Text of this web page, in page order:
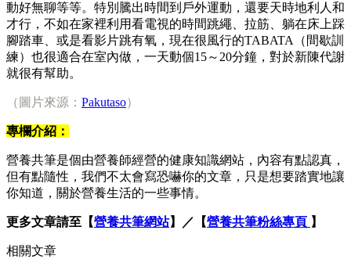
動好無聊等等。特別騰出時間到戶外運動，還要天時地利人和
才行，不如在家裡利用看電視的時間跳繩、拉筋、躺在床上踩
腳踏車、或是看影片跳有氧，現在很風行的TABATA（間歇訓
練）也很適合在室內做，一天動個15～20分鐘，對於新陳代謝
就很有幫助。
（圖片來源： Pakutaso）
專欄介紹：
營養共筆是個由營養師經營的健康知識網站，內容有點認真，
但有點隨性，我們不太會寫恐嚇你的文章，只是想要踏實地讓
你知道，關於營養生活的一些事情。
更多文章請至【營養共筆網站】／【營養共筆粉絲專頁 】
相關文章